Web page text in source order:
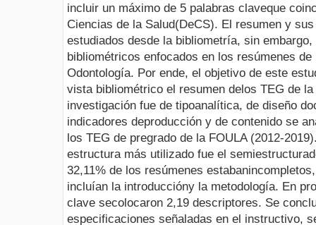
incluir un máximo de 5 palabras claveque
Ciencias de la Salud(DeCS). El resumen y
estudiados desde la bibliometría, sin
bibliométricos enfocados en los resúmenes
Odontología. Por ende, el objetivo de este
vista bibliométrico el resumen delos TEG de la
investigación fue de tipoanalítica, de diseño
indicadores deproducción y de contenido se
los TEG de pregrado de la FOULA (2012-
estructura más utilizado fue el
32,11% de los resúmenes
incluían la introduccióny la metodología. En
clave secolocaron 2,19 descriptores. Se
especificaciones señaladas en el instructivo,